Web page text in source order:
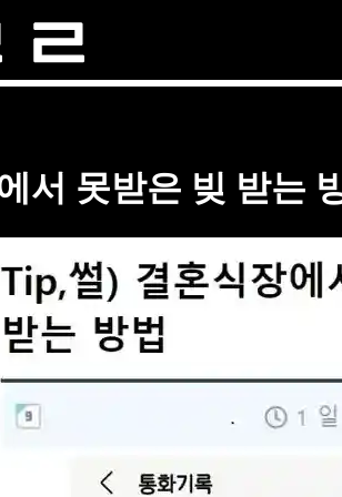
서 못받은 빚 받는